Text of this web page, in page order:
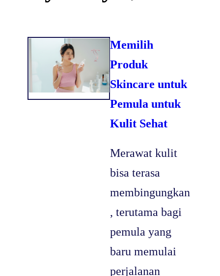
Memilih
Produk
Skincare untuk
Pemula untuk
Kulit Sehat
Merawat kulit
bisa terasa
membingungkan
, terutama bagi
pemula yang
baru memulai
perjalanan